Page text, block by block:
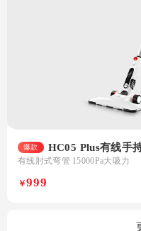
爆款 HC05 Plus有线手
有线肘式弯管 15000Pa大吸力
￥999